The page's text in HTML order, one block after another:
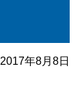
2017年8月8日